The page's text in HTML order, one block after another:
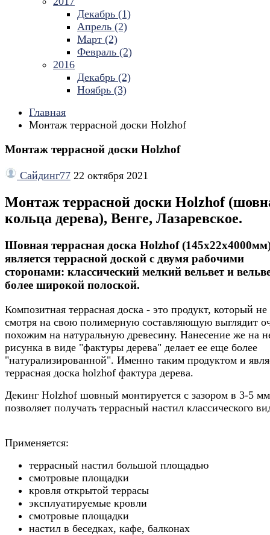
Декабрь (1)
Апрель (2)
Март (2)
Февраль (2)
2016
Декабрь (2)
Ноябрь (3)
Главная
Монтаж террасной доски Holzhof
Монтаж террасной доски Holzhof
Сайдинг77 22 октября 2021
Монтаж террасной доски Holzhof
кольца дерева), Венге, Лазаревское.
Шовная террасная доска Holzhof
является террасной доской с двумя рабочими
сторонами: классический мелкий вельвет и
более широкой полоской.
Композитная террасная доска - это продукт, который не
смотря на свою полимерную составляющую выглядит
похожим на натуральную древесину. Нанесение же на
рисунка в виде "фактуры дерева" делает ее еще более
"натурализированной". Именно таким продуктом и
террасная доска holzhof фактура дерева.
Декинг Holzhof шовный монтируется с зазором в 3-5
позволяет получать террасный настил классического
Применяется:
террасный настил большой площадью
смотровые площадки
кровля открытой террасы
эксплуатируемые кровли
смотровые площадки
настил в беседках, кафе, балконах